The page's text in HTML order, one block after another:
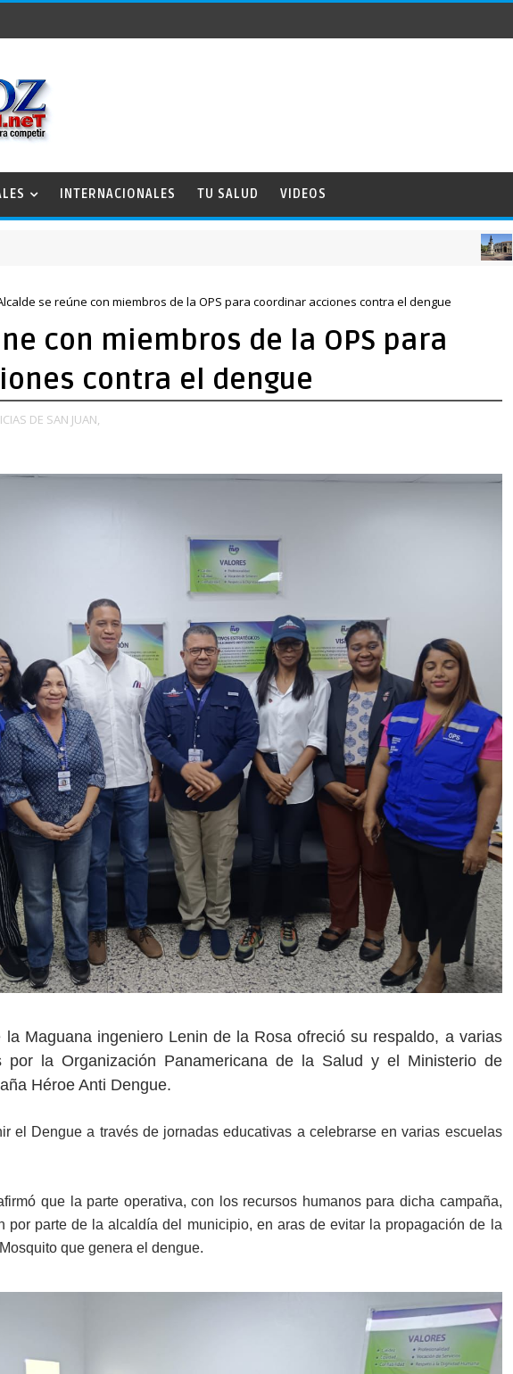
INTERNACIONALES TU SALUD VIDEOS
NACIONALES
se reúne con miembros de la OPS para coordinar acciones contra el dengue
con miembros de la OPS para
contra el dengue
DE SAN JUAN,
Maguana ingeniero Lenin de la Rosa ofreció su respaldo, a varias
por la Organización Panamericana de la Salud y el Ministerio de
Héroe Anti Dengue.
el Dengue a través de jornadas educativas a celebrarse en varias escuelas
que la parte operativa, con los recursos humanos para dicha campaña,
por parte de la alcaldía del municipio, en aras de evitar la propagación de la
que genera el dengue.